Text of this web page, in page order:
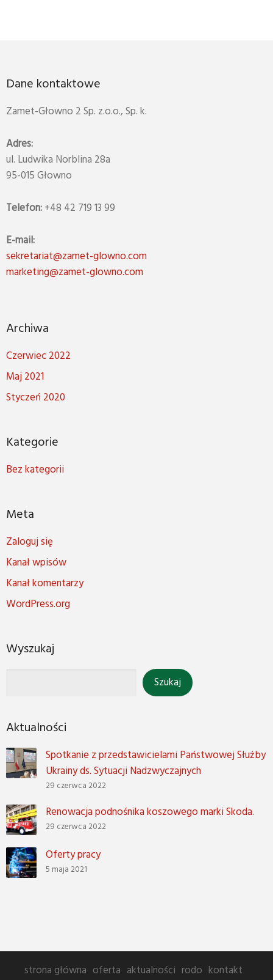
Dane kontaktowe
Zamet-Głowno 2 Sp. z.o.o., Sp. k.
Adres:
ul. Ludwika Norblina 28a
95-015 Głowno
Telefon:+48 42 719 13 99
E-mail:
sekretariat@zamet-glowno.com
marketing@zamet-glowno.com
Archiwa
Czerwiec 2022
Maj 2021
Styczeń 2020
Kategorie
Bez kategorii
Meta
Zaloguj się
Kanał wpisów
Kanał komentarzy
WordPress.org
Wyszukaj
Aktualności
Spotkanie z przedstawicielami Państwowej Służby
Ukrainy ds. Sytuacji Nadzwyczajnych
29 czerwca 2022
Renowacja podnośnika koszowego marki Skoda.
29 czerwca 2022
Oferty pracy
5 maja 2021
strona główna oferta aktualności rodo kontakt